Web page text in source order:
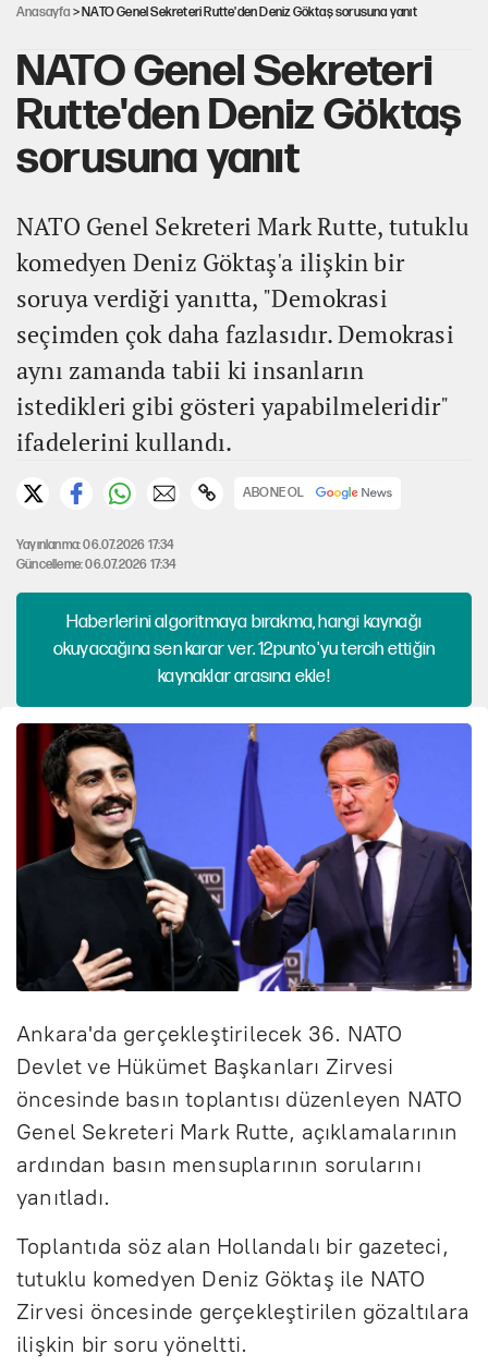
Anasayfa > NATO Genel Sekreteri Rutte'den Deniz Göktaş sorusuna yanıt
NATO Genel Sekreteri
Rutte'den Deniz Göktaş
sorusuna yanıt
NATO Genel Sekreteri Mark Rutte, tutuklu
komedyen Deniz Göktaş'a ilişkin bir
soruya verdiği yanıtta, "Demokrasi
seçimden çok daha fazlasıdır. Demokrasi
aynı zamanda tabii ki insanların
istedikleri gibi gösteri yapabilmeleridir"
ifadelerini kullandı.
ABONE OL
Yayınlanma: 06.07.2026 17:34
Güncelleme: 06.07.2026 17:34
Haberlerini algoritmaya bırakma, hangi kaynağı
okuyacağına sen karar ver. 12punto'yu tercih ettiğin
kaynaklar arasına ekle!
Ankara'da gerçekleştirilecek 36. NATO
Devlet ve Hükümet Başkanları Zirvesi
öncesinde basın toplantısı düzenleyen NATO
Genel Sekreteri Mark Rutte, açıklamalarının
ardından basın mensuplarının sorularını
yanıtladı.
Toplantıda söz alan Hollandalı bir gazeteci,
tutuklu komedyen Deniz Göktaş ile NATO
Zirvesi öncesinde gerçekleştirilen gözaltılara
ilişkin bir soru yöneltti.